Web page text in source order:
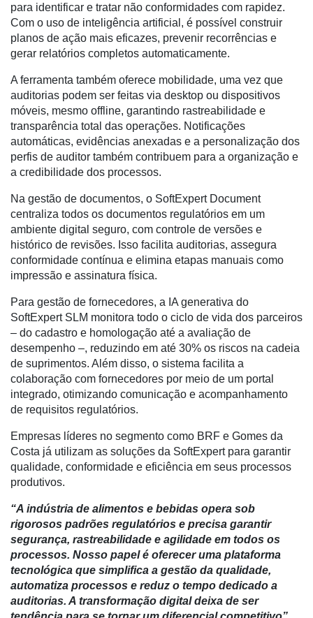
Dados
e
Análise
Commerce
Informatização
da
Agricultura
Vertical
Software
Empresarial
Tecnologia
para
Recursos
Hídricos
Liberali
Netrin
Néctar
Tecprime
Agro
Lean
Way
Consulting
ONE
CHB
para identificar e tratar não conformidades com rapidez.
Com o uso de inteligência artificial, é possível construir
planos de ação mais eficazes, prevenir recorrências e
gerar relatórios completos automaticamente.
A ferramenta também oferece mobilidade, uma vez que
auditorias podem ser feitas via desktop ou dispositivos
móveis, mesmo offline, garantindo rastreabilidade e
transparência total das operações. Notificações
automáticas, evidências anexadas e a personalização dos
perfis de auditor também contribuem para a organização e
a credibilidade dos processos.
Na gestão de documentos, o SoftExpert Document
centraliza todos os documentos regulatórios em um
ambiente digital seguro, com controle de versões e
histórico de revisões. Isso facilita auditorias, assegura
conformidade contínua e elimina etapas manuais como
impressão e assinatura física.
Para gestão de fornecedores, a IA generativa do
SoftExpert SLM monitora todo o ciclo de vida dos parceiros
– do cadastro e homologação até a avaliação de
desempenho –, reduzindo em até 30% os riscos na cadeia
de suprimentos. Além disso, o sistema facilita a
colaboração com fornecedores por meio de um portal
integrado, otimizando comunicação e acompanhamento
de requisitos regulatórios.
Empresas líderes no segmento como BRF e Gomes da
Costa já utilizam as soluções da SoftExpert para garantir
qualidade, conformidade e eficiência em seus processos
produtivos.
“A indústria de alimentos e bebidas opera sob
rigorosos padrões regulatórios e precisa garantir
segurança, rastreabilidade e agilidade em todos os
processos. Nosso papel é oferecer uma plataforma
tecnológica que simplifica a gestão da qualidade,
automatiza processos e reduz o tempo dedicado a
auditorias. A transformação digital deixa de ser